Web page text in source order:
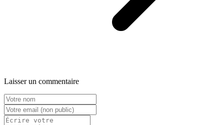
Laisser un commentaire